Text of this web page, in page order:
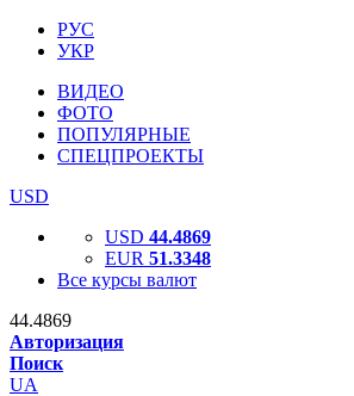
РУС
УКР
ВИДЕО
ФОТО
ПОПУЛЯРНЫЕ
СПЕЦПРОЕКТЫ
USD
USD 44.4869
EUR 51.3348
Все курсы валют
44.4869
Авторизация
Поиск
UA